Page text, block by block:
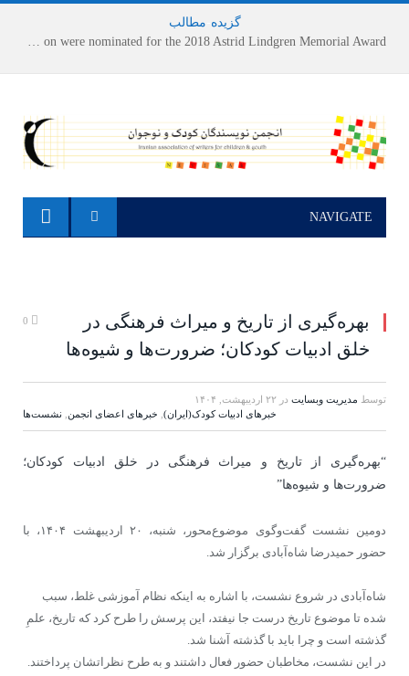
گزیده مطالب
NAVIGATE
بهره‌گیری از تاریخ و میراث فرهنگی در
خلق ادبیات کودکان؛ ضرورت‌ها و شیوه‌ها
توسط مدیریت وبسایت در ۲۲ اردیبهشت, ۱۴۰۴
خبرهای ادبیات کودک(ایران) خبرهای اعضای انجمن نشست‌ها
“بهره‌گیری از تاریخ و میراث فرهنگی در خلق ادبیات کودکان؛
ضرورت‌ها و شیوه‌ها”
دومین نشست گفت‌وگوی موضوع‌محور، شنبه، ۲۰ اردیبهشت ۱۴۰۴، با
حضور حمیدرضا شاه‌آبادی برگزار شد.
شاه‌آبادی در شروع نشست، با اشاره به اینکه نظام آموزشی غلط، سبب
شده تا موضوع تاریخ درست جا نیفتد، این پرسش را طرح کرد که تاریخ، علمِ
گذشته است و چرا باید با گذشته آشنا شد.
در این نشست، مخاطبان حضور فعال داشتند و به طرح نظراتشان پرداختند.